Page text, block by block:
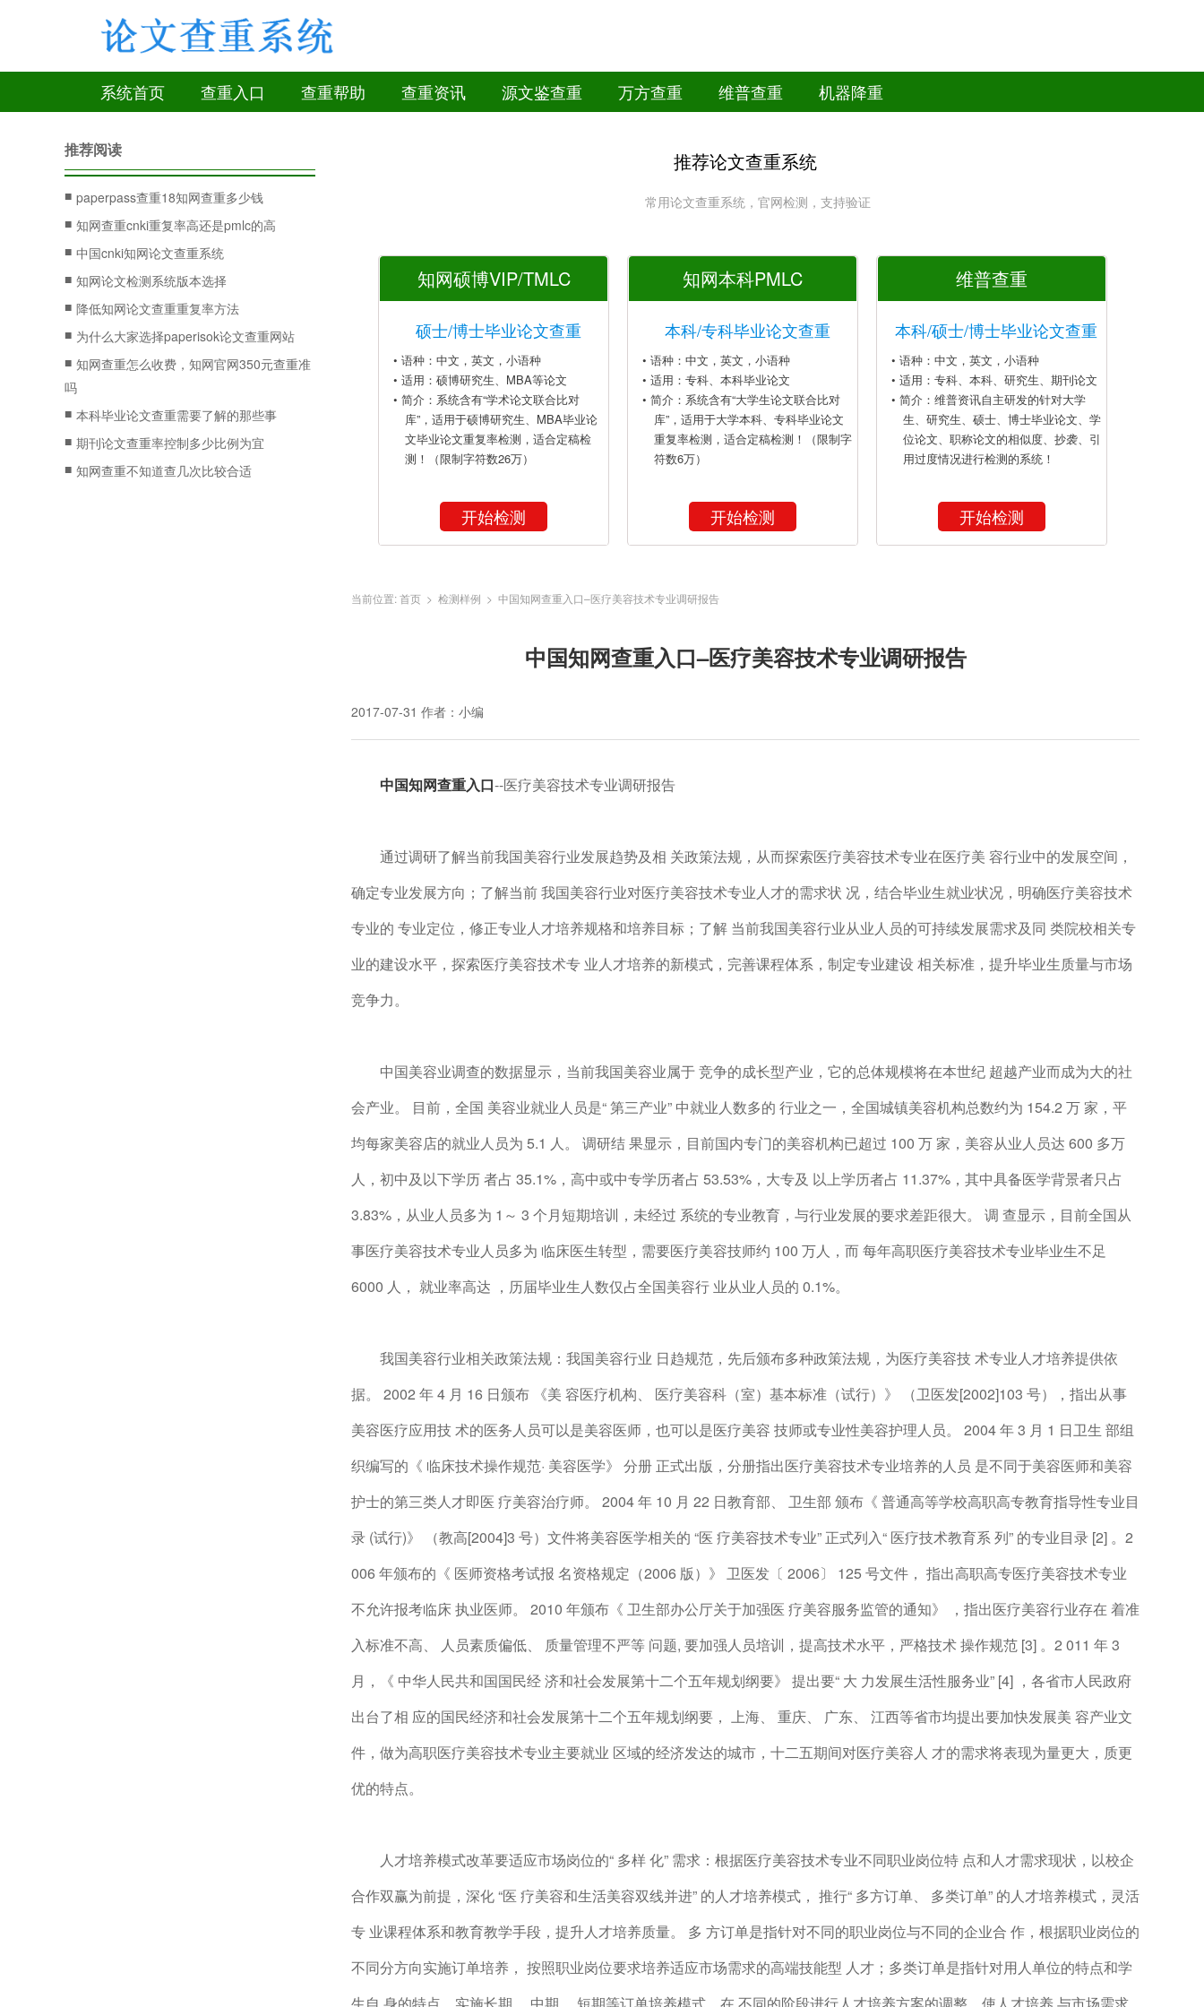
系统首页 查重入口 查重帮助 查重资讯 源文鉴查重 万方查重 维普查重 机器降重
推荐阅读
■ paperpass查重18知网查重多少钱
■ 知网查重cnki重复率高还是pmlc的高
■ 中国cnki知网论文查重系统
■ 知网论文检测系统版本选择
■ 降低知网论文查重重复率方法
■ 为什么大家选择paperisok论文查重网站
■ 知网查重怎么收费，知网官网350元查重准
吗
■ 本科毕业论文查重需要了解的那些事
■ 期刊论文查重率控制多少比例为宜
■ 知网查重不知道查几次比较合适
推荐论文查重系统
常用论文查重系统，官网检测，支持验证
知网硕博VIP/TMLC
硕士/博士毕业论文查重
• 语种：中文，英文，小语种
• 适用：硕博研究生、MBA等论文
• 简介：系统含有“学术论文联合比对
库”，适用于硕博研究生、MBA毕业论
文毕业论文重复率检测，适合定稿检
测！（限制字符数26万）
开始检测
知网本科PMLC
本科/专科毕业论文查重
• 语种：中文，英文，小语种
• 适用：专科、本科毕业论文
• 简介：系统含有“大学生论文联合比对
库”，适用于大学本科、专科毕业论文
重复率检测，适合定稿检测！（限制字
符数6万）
开始检测
维普查重
本科/硕士/博士毕业论文查重
• 语种：中文，英文，小语种
• 适用：专科、本科、研究生、期刊论文
• 简介：维普资讯自主研发的针对大学
生、研究生、硕士、博士毕业论文、学
位论文、职称论文的相似度、抄袭、引
用过度情况进行检测的系统！
开始检测
当前位置:首页 > 检测样例 > 中国知网查重入口–医疗美容技术专业调研报告
中国知网查重入口–医疗美容技术专业调研报告
2017-07-31 作者：小编
中国知网查重入口--医疗美容技术专业调研报告
通过调研了解当前我国美容行业发展趋势及相 关政策法规，从而探索医疗美容技术专业在医疗美 容行业中的发展空间，
确定专业发展方向；了解当前 我国美容行业对医疗美容技术专业人才的需求状 况，结合毕业生就业状况，明确医疗美容技术
专业的 专业定位，修正专业人才培养规格和培养目标；了解 当前我国美容行业从业人员的可持续发展需求及同 类院校相关专
业的建设水平，探索医疗美容技术专 业人才培养的新模式，完善课程体系，制定专业建设 相关标准，提升毕业生质量与市场
竞争力。
中国美容业调查的数据显示，当前我国美容业属于 竞争的成长型产业，它的总体规模将在本世纪 超越产业而成为大的社
会产业。 目前，全国 美容业就业人员是“ 第三产业” 中就业人数多的 行业之一，全国城镇美容机构总数约为 154.2 万 家，平
均每家美容店的就业人员为 5.1 人。 调研结 果显示，目前国内专门的美容机构已超过 100 万 家，美容从业人员达 600 多万
人，初中及以下学历 者占 35.1%，高中或中专学历者占 53.53%，大专及 以上学历者占 11.37%，其中具备医学背景者只占
3.83%，从业人员多为 1～ 3 个月短期培训，未经过 系统的专业教育，与行业发展的要求差距很大。 调 查显示，目前全国从
事医疗美容技术专业人员多为 临床医生转型，需要医疗美容技师约 100 万人，而 每年高职医疗美容技术专业毕业生不足
6000 人， 就业率高达 ，历届毕业生人数仅占全国美容行 业从业人员的 0.1%。
我国美容行业相关政策法规：我国美容行业 日趋规范，先后颁布多种政策法规，为医疗美容技 术专业人才培养提供依
据。 2002 年 4 月 16 日颁布 《美 容医疗机构、 医疗美容科（室）基本标准（试行）》 （卫医发[2002]103 号），指出从事
美容医疗应用技 术的医务人员可以是美容医师，也可以是医疗美容 技师或专业性美容护理人员。 2004 年 3 月 1 日卫生 部组
织编写的《 临床技术操作规范· 美容医学》 分册 正式出版，分册指出医疗美容技术专业培养的人员 是不同于美容医师和美容
护士的第三类人才即医 疗美容治疗师。 2004 年 10 月 22 日教育部、 卫生部 颁布《 普通高等学校高职高专教育指导性专业目
录 (试行)》 （教高[2004]3 号）文件将美容医学相关的 “医 疗美容技术专业” 正式列入“ 医疗技术教育系 列” 的专业目录 [2] 。2
006 年颁布的《 医师资格考试报 名资格规定（2006 版）》 卫医发〔 2006〕 125 号文件， 指出高职高专医疗美容技术专业
不允许报考临床 执业医师。 2010 年颁布《 卫生部办公厅关于加强医 疗美容服务监管的通知》 ，指出医疗美容行业存在 着准
入标准不高、 人员素质偏低、 质量管理不严等 问题, 要加强人员培训，提高技术水平，严格技术 操作规范 [3] 。2 011 年 3
月，《 中华人民共和国国民经 济和社会发展第十二个五年规划纲要》 提出要“ 大 力发展生活性服务业” [4] ，各省市人民政府
出台了相 应的国民经济和社会发展第十二个五年规划纲要， 上海、 重庆、 广东、 江西等省市均提出要加快发展美 容产业文
件，做为高职医疗美容技术专业主要就业 区域的经济发达的城市，十二五期间对医疗美容人 才的需求将表现为量更大，质更
优的特点。
人才培养模式改革要适应市场岗位的“ 多样 化” 需求：根据医疗美容技术专业不同职业岗位特 点和人才需求现状，以校企
合作双赢为前提，深化 “医 疗美容和生活美容双线并进” 的人才培养模式， 推行“ 多方订单、 多类订单” 的人才培养模式，灵活
专 业课程体系和教育教学手段，提升人才培养质量。 多 方订单是指针对不同的职业岗位与不同的企业合 作，根据职业岗位的
不同分方向实施订单培养， 按照职业岗位要求培养适应市场需求的高端技能型 人才；多类订单是指针对用人单位的特点和学